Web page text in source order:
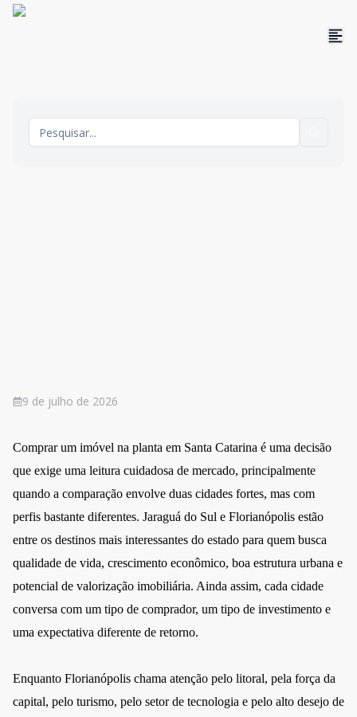
9 de julho de 2026
Comprar um imóvel na planta em Santa Catarina é uma decisão
que exige uma leitura cuidadosa de mercado, principalmente
quando a comparação envolve duas cidades fortes, mas com
perfis bastante diferentes. Jaraguá do Sul e Florianópolis estão
entre os destinos mais interessantes do estado para quem busca
qualidade de vida, crescimento econômico, boa estrutura urbana e
potencial de valorização imobiliária. Ainda assim, cada cidade
conversa com um tipo de comprador, um tipo de investimento e
uma expectativa diferente de retorno.
Enquanto Florianópolis chama atenção pelo litoral, pela força da
capital, pelo turismo, pelo setor de tecnologia e pelo alto desejo de